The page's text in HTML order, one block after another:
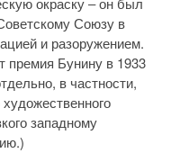
Союзу в
и разоружением.
премия Бунину в 1933
в частности,
западному